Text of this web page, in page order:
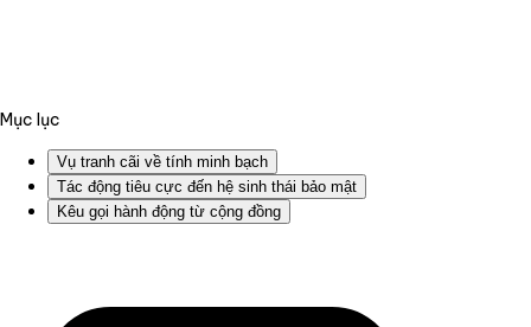
Mục lục
Vụ tranh cãi về tính minh bạch
Tác động tiêu cực đến hệ sinh thái bảo mật
Kêu gọi hành động từ cộng đồng